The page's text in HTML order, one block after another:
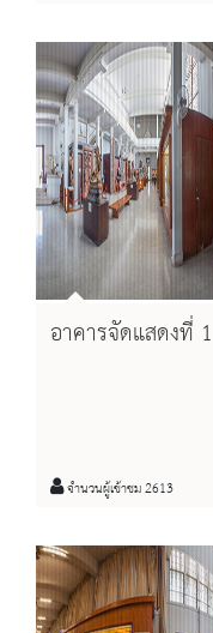
อาคารจัดแสดงที่ 1
จำนวนผู้เข้าชม 2613